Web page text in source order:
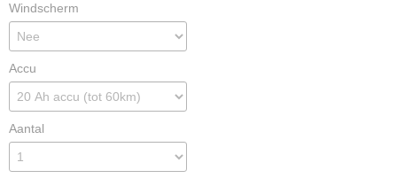
Windscherm
Accu
Aantal